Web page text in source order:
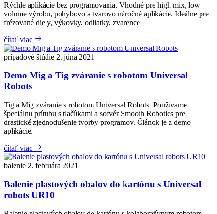
Rýchle aplikácie bez programovania. Vhodné pre high mix, low
volume výrobu, pohybovo a tvarovo náročné aplikácie. Ideálne pre
frézované diely, výkovky, odliatky, zvarence
čítať viac
prípadové štúdie 2. júna 2021
Demo Mig a Tig zváranie s robotom Universal
Robots
Tig a Mig zváranie s robotom Universal Robots. Používame
špeciálnu prítubu s tlačítkami a sofvér Smooth Robotics pre
drastické zjednodušenie tvorby programov. Článok je z demo
aplikácie.
čítať viac
balenie 2. februára 2021
Balenie plastových obalov do kartónu s Universal
robots UR10